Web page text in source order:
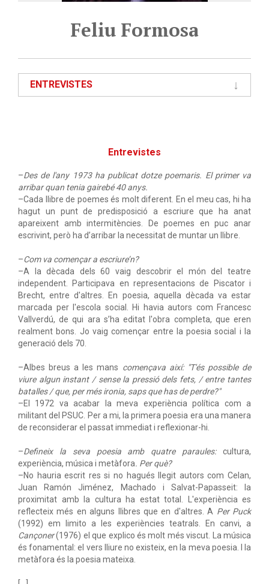
Feliu Formosa
ENTREVISTES
Entrevistes
–Des de l'any 1973 ha publicat dotze poemaris. El primer va
arribar quan tenia gairebé 40 anys.
–Cada llibre de poemes és molt diferent. En el meu cas, hi ha
hagut un punt de predisposició a escriure que ha anat
apareixent amb intermitències. De poemes en puc anar
escrivint, però ha d’arribar la necessitat de muntar un llibre.
–Com va començar a escriure’n?
–A la dècada dels 60 vaig descobrir el món del teatre
independent. Participava en representacions de Piscator i
Brecht, entre d'altres. En poesia, aquella dècada va estar
marcada per l'escola social. Hi havia autors com Francesc
Vallverdú, de qui ara s’ha editat l'obra completa, que eren
realment bons. Jo vaig començar entre la poesia social i la
generació dels 70.
–Albes breus a les mans començava així: "T'és possible de
viure algun instant / sense la pressió dels fets, / entre tantes
batalles / que, per més ironia, saps que has de perdre?"
–El 1972 va acabar la meva experiència política com a
militant del PSUC. Per a mi, la primera poesia era una manera
de reconsiderar el passat immediat i reflexionar-hi.
–Defineix la seva poesia amb quatre paraules: cultura,
experiència, música i metàfora. Per què?
–No hauria escrit res si no hagués llegit autors com Celan,
Juan Ramón Jiménez, Machado i Salvat-Papasseit: la
proximitat amb la cultura ha estat total. L'experiència es
reflecteix més en alguns llibres que en d'altres. A Per Puck
(1992) em limito a les experiències teatrals. En canvi, a
Cançoner(1976) el que explico és molt més viscut. La música
és fonamental: el vers lliure no existeix, en la meva poesia. I la
metàfora és la poesia mateixa.